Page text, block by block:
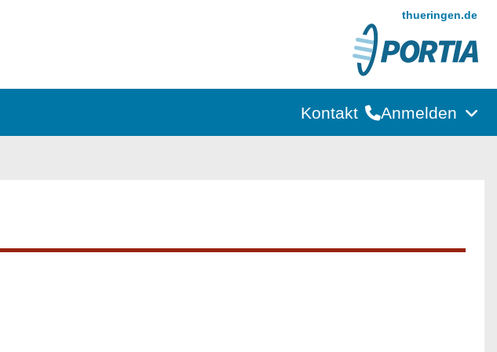
thueringen.de
Kontakt Anmelden